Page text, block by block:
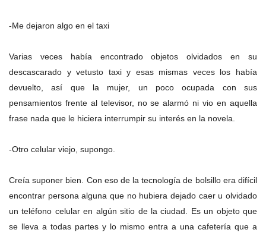
-Me dejaron algo en el taxi
Varias veces había encontrado objetos olvidados en su
descascarado y vetusto taxi y esas mismas veces los había
devuelto, así que la mujer, un poco ocupada con sus
pensamientos frente al televisor, no se alarmó ni vio en aquella
frase nada que le hiciera interrumpir su interés en la novela.
-Otro celular viejo, supongo.
Creía suponer bien. Con eso de la tecnología de bolsillo era difícil
encontrar persona alguna que no hubiera dejado caer u olvidado
un teléfono celular en algún sitio de la ciudad. Es un objeto que
se lleva a todas partes y lo mismo entra a una cafetería que a